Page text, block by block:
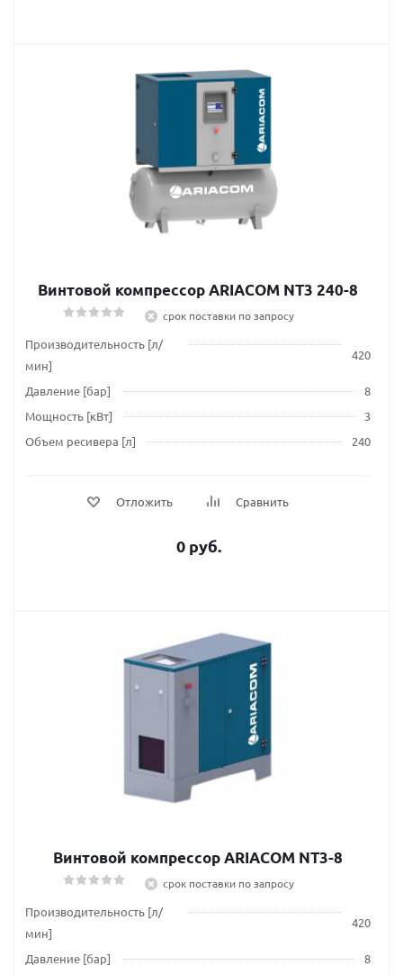
Винтовой компрессор ARIACOM NT3 240-8
срок поставки по запросу
Производительность [л/
мин]
420
Давление [бар]
8
Мощность [кВт]
3
Объем ресивера [л]
240
Отложить Сравнить
0 руб.
Винтовой компрессор ARIACOM NT3-8
срок поставки по запросу
Производительность [л/
мин]
420
Давление [бар]
8